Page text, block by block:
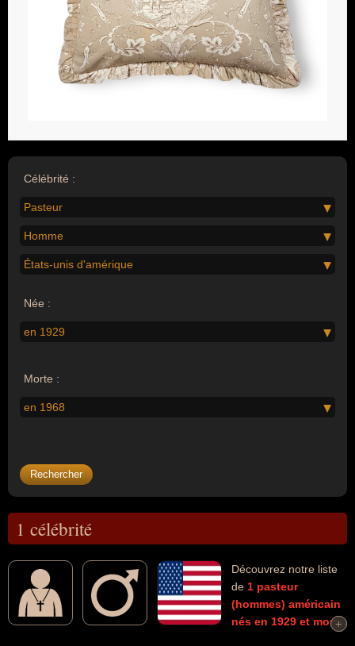
Célébrité :
Pasteur
Homme
États-unis d'amérique
Née :
en 1929
Morte :
en 1968
1 célébrité
Découvrez notre liste
de 1 pasteur
(hommes) américain
nés en 1929 et morts
+
+